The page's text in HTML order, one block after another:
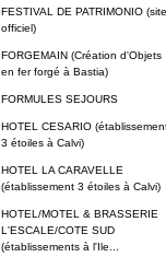
FESTIVAL DE PATRIMONIO (site
officiel)
FORGEMAIN (Création d'Objets
en fer forgé à Bastia)
FORMULES SEJOURS
HOTEL CESARIO
3 étoiles à Calvi)
HOTEL LA CARAVELLE
(établissement 3 étoiles à Calvi)
HOTEL/MOTEL & BRASSERIE
L'ESCALE/COTE SUD
(établissements à l'Ile...